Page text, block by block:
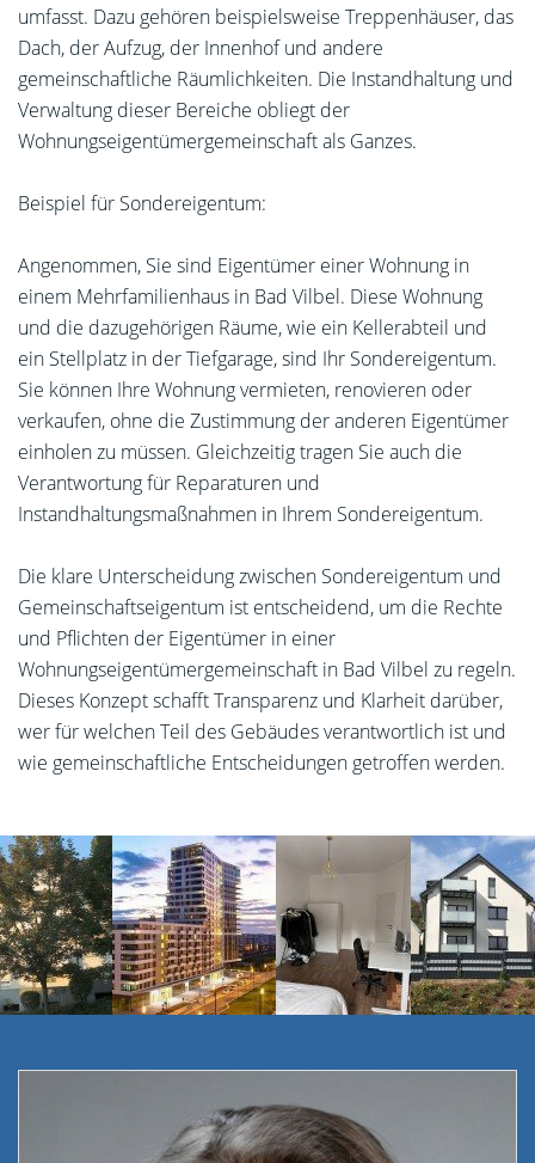
umfasst. Dazu gehören beispielsweise Treppenhäuser, das
Dach, der Aufzug, der Innenhof und andere
gemeinschaftliche Räumlichkeiten. Die Instandhaltung und
Verwaltung dieser Bereiche obliegt der
Wohnungseigentümergemeinschaft als Ganzes.
Beispiel für Sondereigentum:
Angenommen, Sie sind Eigentümer einer Wohnung in
einem Mehrfamilienhaus in Bad Vilbel. Diese Wohnung
und die dazugehörigen Räume, wie ein Kellerabteil und
ein Stellplatz in der Tiefgarage, sind Ihr Sondereigentum.
Sie können Ihre Wohnung vermieten, renovieren oder
verkaufen, ohne die Zustimmung der anderen Eigentümer
einholen zu müssen. Gleichzeitig tragen Sie auch die
Verantwortung für Reparaturen und
Instandhaltungsmaßnahmen in Ihrem Sondereigentum.
Die klare Unterscheidung zwischen Sondereigentum und
Gemeinschaftseigentum ist entscheidend, um die Rechte
und Pflichten der Eigentümer in einer
Wohnungseigentümergemeinschaft in Bad Vilbel zu regeln.
Dieses Konzept schafft Transparenz und Klarheit darüber,
wer für welchen Teil des Gebäudes verantwortlich ist und
wie gemeinschaftliche Entscheidungen getroffen werden.